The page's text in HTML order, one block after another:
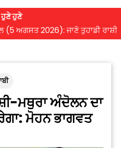
ਹੁਣੇ ਹੁਣੇ
2026): ਜਾਣੋ ਤੁਹਾਡੀ ਰਾਸ਼ੀ ‘ਤੇ
ਮਥੁਰਾ ਅੰਦੋਲਨ ਦਾ
ਮੋਹਨ ਭਾਗਵਤ